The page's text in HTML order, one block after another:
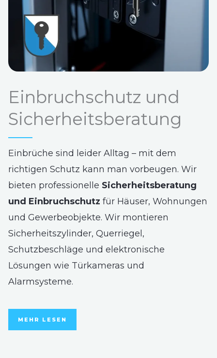
Einbruchschutz und
Sicherheitsberatung
Einbrüche sind leider Alltag – mit dem
richtigen Schutz kann man vorbeugen. Wir
bieten professionelle Sicherheitsberatung
und Einbruchschutz für Häuser, Wohnungen
und Gewerbeobjekte. Wir montieren
Sicherheitszylinder, Querriegel,
Schutzbeschläge und elektronische
Lösungen wie Türkameras und
Alarmsysteme.
MEHR LESEN